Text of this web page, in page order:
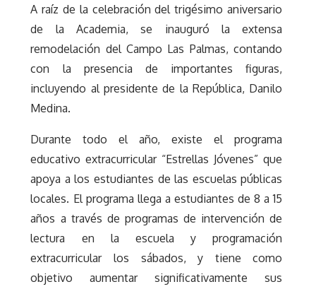
A raíz de la celebración del trigésimo aniversario
de la Academia, se inauguró la extensa
remodelación del Campo Las Palmas, contando
con la presencia de importantes figuras,
incluyendo al presidente de la República, Danilo
Medina.
Durante todo el año, existe el programa
educativo extracurricular “Estrellas Jóvenes” que
apoya a los estudiantes de las escuelas públicas
locales. El programa llega a estudiantes de 8 a 15
años a través de programas de intervención de
lectura en la escuela y programación
extracurricular los sábados, y tiene como
objetivo aumentar significativamente sus